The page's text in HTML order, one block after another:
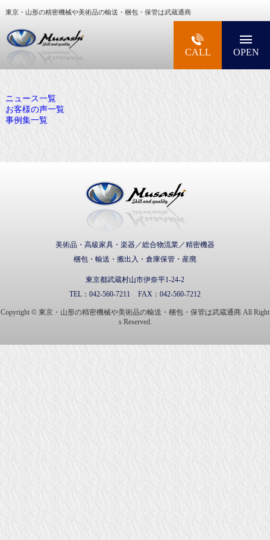
東京・山形の精密機械や美術品の輸送・梱包・保管は武蔵通商
大型精密機械・美術品・高級楽器の梱包・輸送
CALL OPEN
ニュース一覧
お客様の声一覧
事例集一覧
美術品・高級家具・楽器／総合物流業／精密機器
梱包・輸送・搬出入・倉庫保管・産廃
東京都武蔵村山市伊奈平1-24-2
TEL： 042-560-7211 FAX： 042-560-7212
Copyright © 東京・山形の精密機械や美術品の輸送・梱包・保管は武蔵通商 All Right
s Reserved.